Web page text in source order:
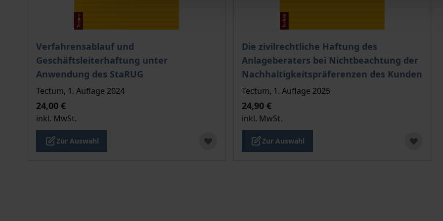
Verfahrensablauf und
Geschäftsleiterhaftung unter
Anwendung des StaRUG
Der Preis dieses Titels richtet sich nach der gewählten Produktoption auf der Produktdetailseite
Tectum, 1. Auflage 2024
24,00 €
inkl. MwSt.
Zur Auswahl
Die zivilrechtliche Haftung des
Anlageberaters bei Nichtbeachtung der
Nachhaltigkeitspräferenzen des Kunden
Der Preis dieses Titels richtet sich nach der
Tectum, 1. Auflage 2025
24,90 €
inkl. MwSt.
Zur Auswahl